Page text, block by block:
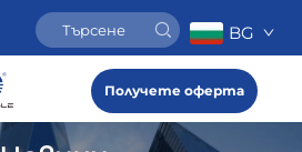
BG
Получете оферта